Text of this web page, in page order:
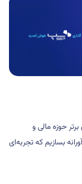
حوزه مالی و
بسازیم که تجربه‌ای